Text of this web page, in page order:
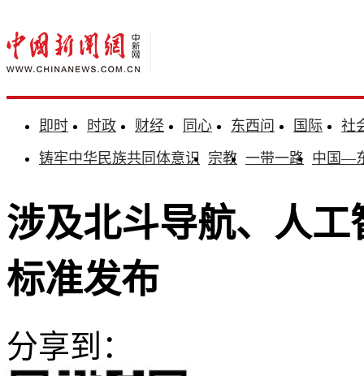
即时 时政 财经 同心 东西问 国际
社
铸牢中华民族共同体意识 宗教 一带一路 中国—
涉及北斗导航、人
标准发布
分享到：